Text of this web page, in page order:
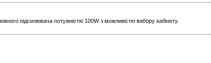
підсилювача потужністю 100W з можливістю вибору кабінету.